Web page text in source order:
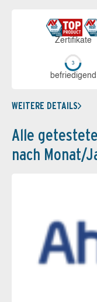
Zerti­fikate
be­frie­di­gend
WEITERE DETAILS
Alle
nach Monat/